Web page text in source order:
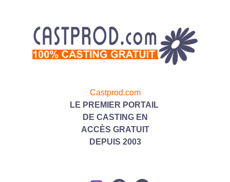
Castprod.com
LE PREMIER PORTAIL
DE CASTING EN
ACC ÈS GRATUIT
DEPUIS 2003